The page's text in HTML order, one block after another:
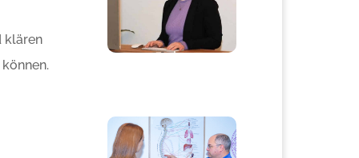
klären